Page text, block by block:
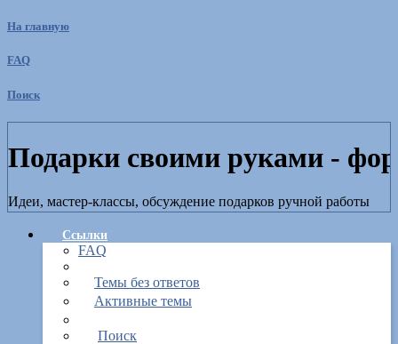
На главную
FAQ
Поиск
Подарки своими руками -
Идеи, мастер-классы, обсуждение подарков ручной работы
ПропуститьСсылки
FAQ
Темы без ответов
Активные темы
Поиск